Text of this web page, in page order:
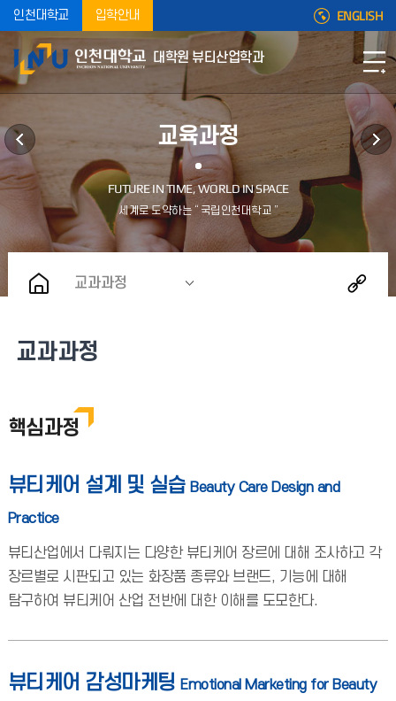
인천대학교 입학안내 ENGLISH
대학원 뷰티산업학과
교육과정
교과과정
교과과정
핵심과정
뷰티케어 설계 및 실습 Beauty Care Design and
Practice
뷰티산업에서 다뤄지는 다양한 뷰티케어 장르에 대해 조사하고 각
장르별로 시판되고 있는 화장품 종류와 브랜드, 기능에 대해
탐구하여 뷰티케어 산업 전반에 대한 이해를 도모한다.
뷰티케어 감성마케팅 Emotional Marketing for Beauty